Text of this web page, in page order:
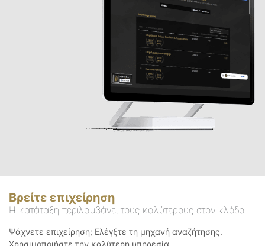
Βρείτε επιχείρηση
Η κατάταξη περιλαμβάνει τους καλύτερους στον κλάδο
Ψάχνετε επιχείρηση; Ελέγξτε τη μηχανή αναζήτησης.
Χρησιμοποιήστε την καλύτερη υπηρεσία